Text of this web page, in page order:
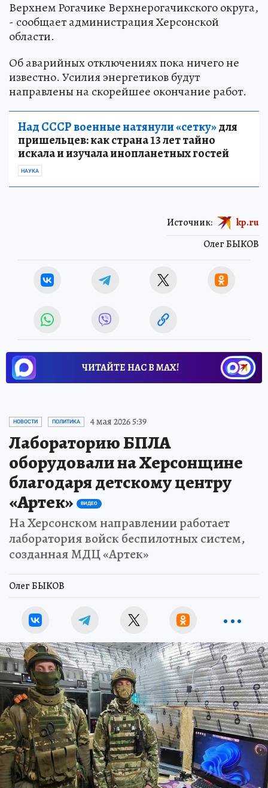
Верхнем Рогачике Верхнерогачикского округа,
- сообщает администрация Херсонской
области.
Об аварийных отключениях пока ничего не
известно. Усилия энергетиков будут
направлены на скорейшее окончание работ.
Над СССР военные натянули «сетку»для
пришельцев: как страна 13 лет тайно
искала и изучала инопланетных гостей
НАУКА
Олег БЫКОВ
Источник: kp.ru
ЧИТАЙТЕ НАС В МАХ!
НОВОСТИ ПОЛИТИКА 4 мая 2026 5:39
Лабораторию БПЛА
оборудовали на Херсонщине
благодаря детскому центру
«Артек»
ВИДЕО
На Херсонском направлении работает
лаборатория войск беспилотных систем,
созданная МДЦ «Артек»
Олег БЫКОВ